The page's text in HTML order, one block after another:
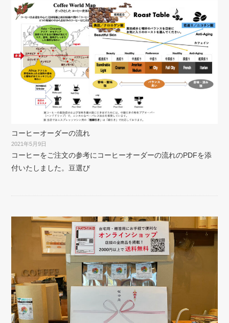
コーヒーオーダーの流れ
2021年5月9日
コーヒーをご注文の参考にコーヒーオーダーの流れのPDFを添
付いたしました。豆選び